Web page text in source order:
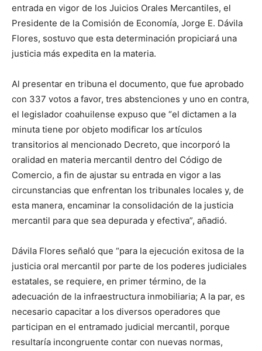
entrada en vigor de los Juicios Orales Mercantiles, el
Presidente de la Comisión de Economía, Jorge E. Dávila
Flores, sostuvo que esta determinación propiciará una
justicia más expedita en la materia.
Al presentar en tribuna el documento, que fue aprobado
con 337 votos a favor, tres abstenciones y uno en contra,
el legislador coahuilense expuso que “el dictamen a la
minuta tiene por objeto modificar los artículos
transitorios al mencionado Decreto, que incorporó la
oralidad en materia mercantil dentro del Código de
Comercio, a fin de ajustar su entrada en vigor a las
circunstancias que enfrentan los tribunales locales y, de
esta manera, encaminar la consolidación de la justicia
mercantil para que sea depurada y efectiva”, añadió.
Dávila Flores señaló que “para la ejecución exitosa de la
justicia oral mercantil por parte de los poderes judiciales
estatales, se requiere, en primer término, de la
adecuación de la infraestructura inmobiliaria; A la par, es
necesario capacitar a los diversos operadores que
participan en el entramado judicial mercantil, porque
resultaría incongruente contar con nuevas normas,